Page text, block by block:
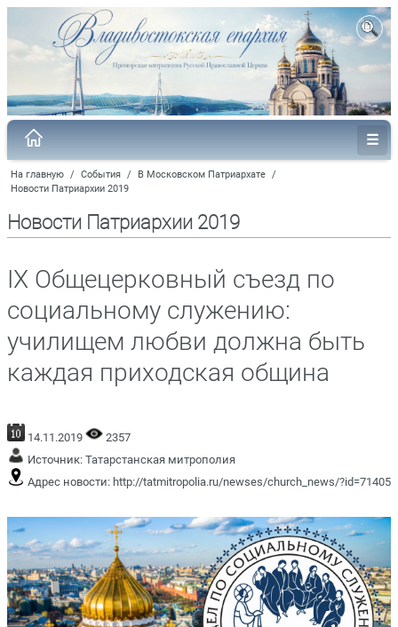
На главную / События / В Московском Патриархате /
Новости Патриархии 2019
Новости Патриархии 2019
IX Общецерковный съезд по
социальному служению:
училищем любви должна быть
каждая приходская община
14.11.2019
2357
Источник: Татарстанская митрополия
Адрес новости: http://tatmitropolia.ru/newses/church_news/?id=71405